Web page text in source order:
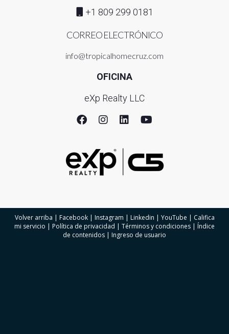
+1 809 299 0181
CORREO ELECTRÓNICO
info@tropicalhomecruz.com
OFICINA
eXp Realty LLC
Volver arriba | Facebook| Instagram | Linkedin | YouTube | Califica
mi servicio | Política de privacidad | Términos y condiciones | Índice
de contenidos | Ingreso de usuario